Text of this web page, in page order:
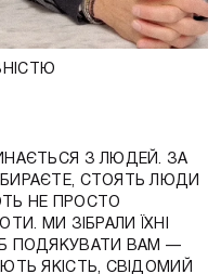
З ЛЮДЕЙ. ЗА
СТОЯТЬ ЛЮДИ
НЕ ПРОСТО
МИ ЗІБРАЛИ ЇХНІ
ПОДЯКУВАТИ ВАМ —
ЯКІСТЬ, СВІДОМИЙ